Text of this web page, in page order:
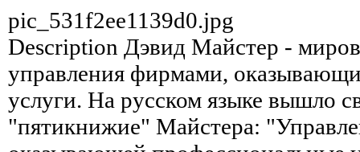
pic_531f2ee1139d0.jpg
Description Дэвид Майстер -
управления фирмами,
услуги. На русском языке вышло
"пятикнижие" Майстера: